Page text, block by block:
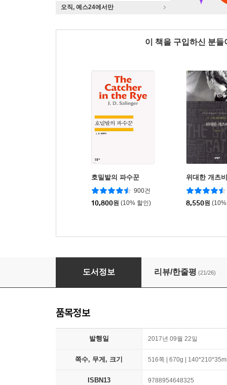
오직, 예스24에서만
이 책을 구입하신 분
호밀밭의 파수꾼
900건
10,800원 (10% 할인)
위대한 개츠비
8,550원
오만과 편견
도서정보 리뷰/한줄평 (21/26)
품목정보
발행일 2017년 09월 22일
쪽수, 무게, 크기 516쪽 | 670g |
ISBN13 9788954648325